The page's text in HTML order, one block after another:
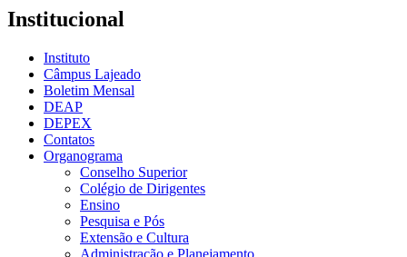
Institucional
Instituto
Câmpus Lajeado
Boletim Mensal
DEAP
DEPEX
Contatos
Organograma
Conselho Superior
Colégio de Dirigentes
Ensino
Pesquisa e Pós
Extensão e Cultura